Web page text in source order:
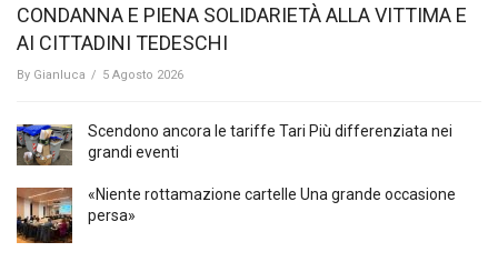
CONDANNA E PIENA SOLIDARIETÀ ALLA VITTIMA E
AI CITTADINI TEDESCHI
By Gianluca / 5 Agosto 2026
Scendono ancora le tariffe Tari Più differenziata nei
grandi eventi
«Niente rottamazione cartelle Una grande occasione
persa»